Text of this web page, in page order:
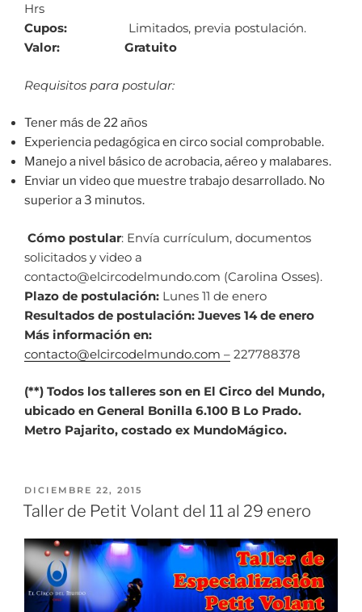
Hrs
Cupos:
Limitados, previa postulación.
Valor:
Gratuito
Requisitos para postular:
Tener más de 22 años
Experiencia pedagógica en circo social comprobable.
Manejo a nivel básico de acrobacia, aéreo y malabares.
Enviar un video que muestre trabajo desarrollado. No
superior a 3 minutos.
Cómo postular: Envía currículum, documentos
solicitados y video a
contacto@elcircodelmundo.com (Carolina Osses).
Plazo de postulación: Lunes 11 de enero
Resultados de postulación: Jueves 14 de enero
Más información en:
contacto@elcircodelmundo.com – 227788378
(**) Todos los talleres son en El Circo del Mundo,
ubicado en General Bonilla 6.100 B Lo Prado.
Metro Pajarito, costado ex MundoMágico.
DICIEMBRE 22, 2015
Taller de Petit Volant del 11 al 29 enero